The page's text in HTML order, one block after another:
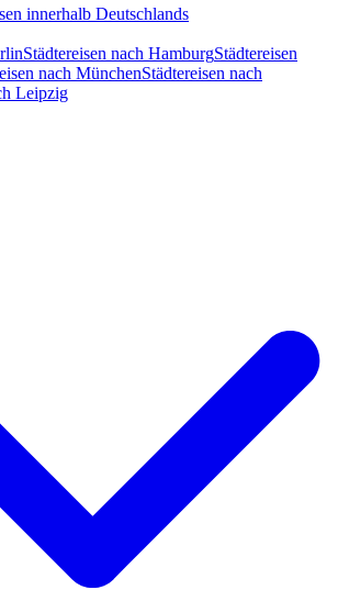
innerhalb Deutschlands
Städtereisen nach HamburgStädtereisen
nach MünchenStädtereisen nach
Leipzig